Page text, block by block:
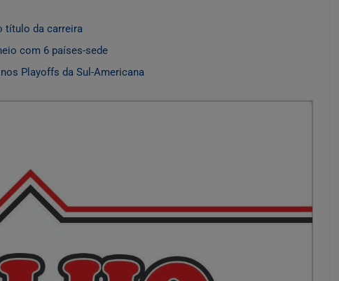
título da carreira
com 6 países-sede
Playoffs da Sul-Americana